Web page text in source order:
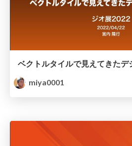
ベクトルタイルで見えてきたデ
miya0001